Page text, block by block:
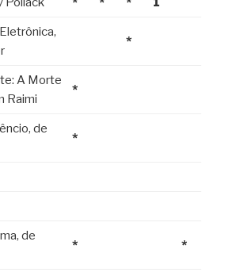
*
A Morte
Raimi
*
de
*
de
* *